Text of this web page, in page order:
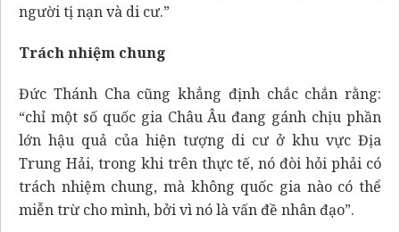
người tị nạn và di cư.”
Trách nhiệm chung
Đức Thánh Cha cũng khẳng định chắc chắn rằng:
“chỉ một số quốc gia Châu Âu đang gánh chịu phần
lớn hậu quả của hiện tượng di cư ở khu vực Địa
Trung Hải, trong khi trên thực tế, nó đòi hỏi phải có
trách nhiệm chung, mà không quốc gia nào có thể
miễn trừ cho mình, bởi vì nó là vấn đề nhân đạo”.